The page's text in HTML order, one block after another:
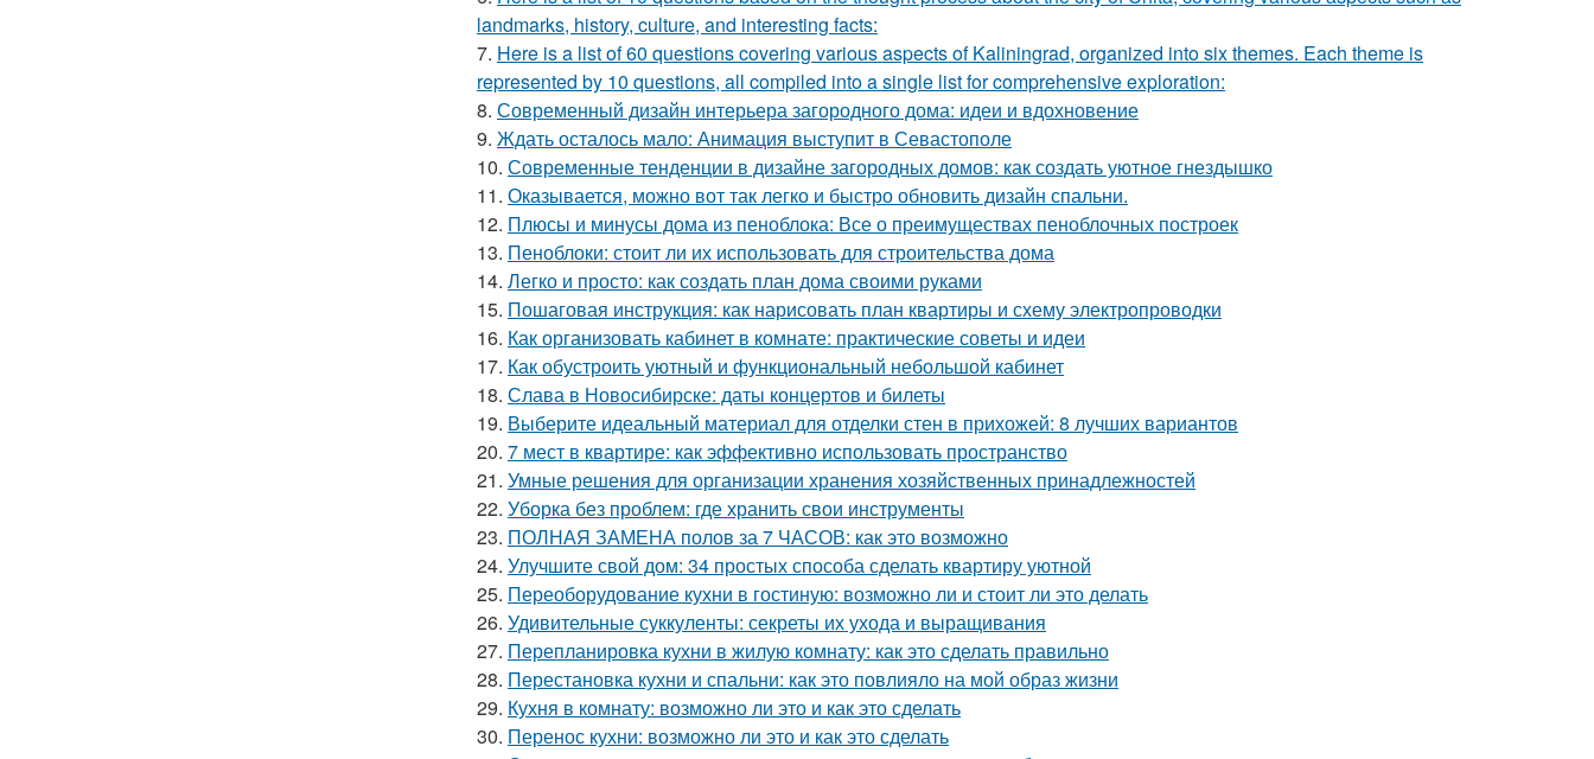
landmarks, history, culture, and interesting facts:
7. Here is a list of 60 questions covering various aspects of Kaliningrad, organized into six themes. Each theme is
represented by 10 questions, all compiled into a single list for comprehensive exploration:
8. Современный дизайн интерьера загородного дома: идеи и вдохновение
9. Ждать осталось мало: Анимация выступит в Севастополе
10. Современные тенденции в дизайне загородных домов: как создать уютное гнездышко
11. Оказывается, можно вот так легко и быстро обновить дизайн спальни.
12. Плюсы и минусы дома из пеноблока: Все о преимуществах пеноблочных построек
13. Пеноблоки: стоит ли их использовать для строительства дома
14. Легко и просто: как создать план дома своими руками
15. Пошаговая инструкция: как нарисовать план квартиры и схему электропроводки
16. Как организовать кабинет в комнате: практические советы и идеи
17. Как обустроить уютный и функциональный небольшой кабинет
18. Слава в Новосибирске: даты концертов и билеты
19. Выберите идеальный материал для отделки стен в прихожей: 8 лучших вариантов
20. 7 мест в квартире: как эффективно использовать пространство
21. Умные решения для организации хранения хозяйственных принадлежностей
22. Уборка без проблем: где хранить свои инструменты
23. ПОЛНАЯ ЗАМЕНА полов за 7 ЧАСОВ: как это возможно
24. Улучшите свой дом: 34 простых способа сделать квартиру уютной
25. Переоборудование кухни в гостиную: возможно ли и стоит ли это делать
26. Удивительные суккуленты: секреты их ухода и выращивания
27. Перепланировка кухни в жилую комнату: как это сделать правильно
28. Перестановка кухни и спальни: как это повлияло на мой образ жизни
29. Кухня в комнату: возможно ли это и как это сделать
30. Перенос кухни: возможно ли это и как это сделать